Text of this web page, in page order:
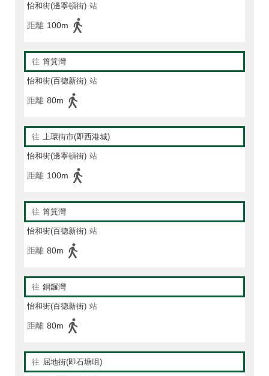
怡和街(邊寧頓街) 站
距離 100m
往 筲箕灣
怡和街(百德新街) 站
距離 80m
往 上環街市(即西港城)
怡和街(邊寧頓街) 站
距離 100m
往 筲箕灣
怡和街(百德新街) 站
距離 80m
往 銅鑼灣
怡和街(百德新街) 站
距離 80m
往 屈地街(即石塘咀)